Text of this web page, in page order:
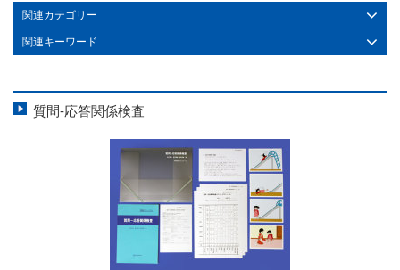
関連カテゴリー
関連キーワード
質問-応答関係検査